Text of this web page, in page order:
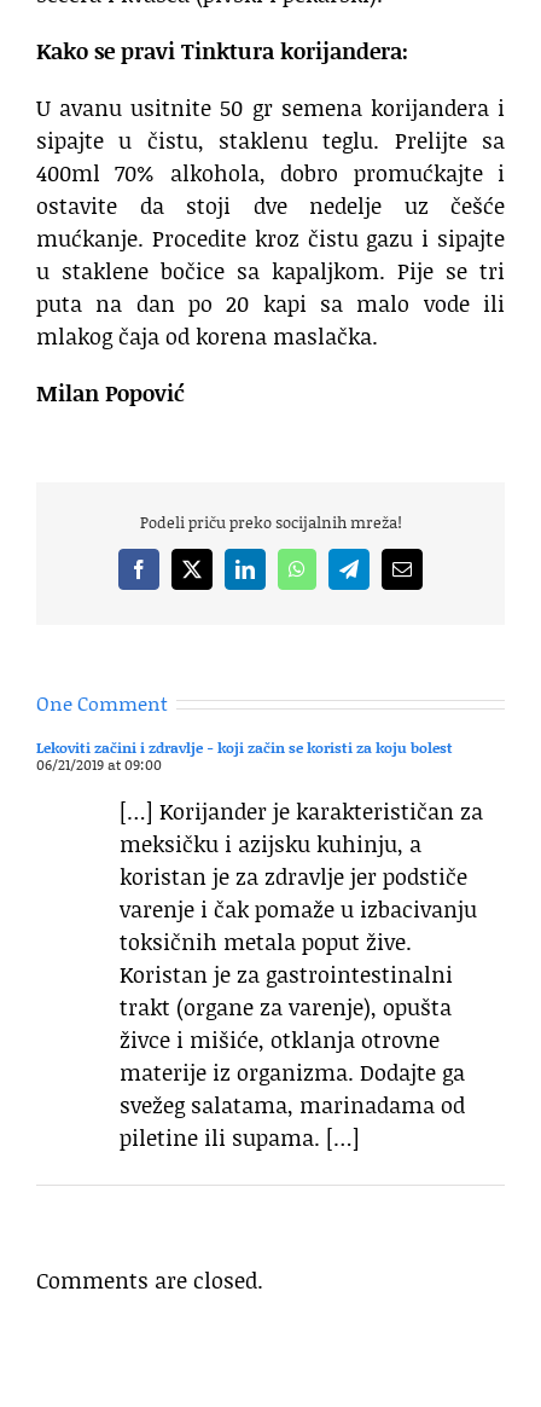
Kako se pravi Tinktura korijandera:
U avanu usitnite 50 gr semena korijandera i
sipajte u čistu, staklenu teglu. Prelijte sa
400ml 70% alkohola, dobro promućkajte i
ostavite da stoji dve nedelje uz češće
mućkanje. Procedite kroz čistu gazu i sipajte
u staklene bočice sa kapaljkom. Pije se tri
puta na dan po 20 kapi sa malo vode ili
mlakog čaja od korena maslačka.
Milan Popović
Podeli priču preko socijalnih mreža!
Facebook
X LinkedInWhatsAppTelegramEmail
One Comment
Lekoviti začini i zdravlje - koji začin se koristi za koju bolest
06/21/2019 at 09:00
[…] Korijander je karakterističan za
meksičku i azijsku kuhinju, a
koristan je za zdravlje jer podstiče
varenje i čak pomaže u izbacivanju
toksičnih metala poput žive.
Koristan je za gastrointestinalni
trakt (organe za varenje), opušta
živce i mišiće, otklanja otrovne
materije iz organizma. Dodajte ga
svežeg salatama, marinadama od
piletine ili supama. […]
Comments are closed.